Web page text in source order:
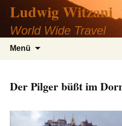
Zum
Inhalt
springen
Ludwig Witzani
World Wide Travel
Menü
Der Pilger büßt im